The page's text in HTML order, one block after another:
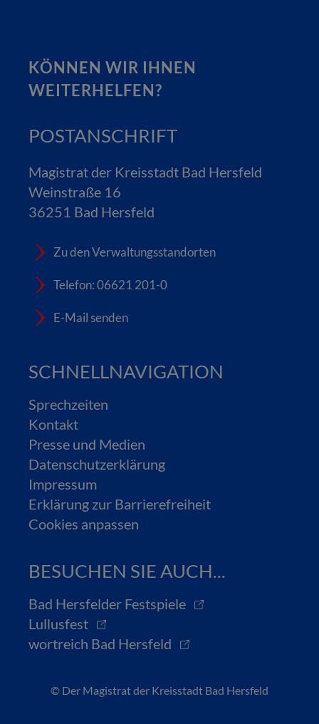
KÖNNEN WIR IHNEN
WEITERHELFEN?
POSTANSCHRIFT
Magistrat der Kreisstadt Bad Hersfeld
Weinstraße 16
36251 Bad Hersfeld
Zu den Verwaltungsstandorten
Telefon: 06621 201-0
E-Mail senden
SCHNELLNAVIGATION
Sprechzeiten
Kontakt
Presse und Medien
Datenschutzerklärung
Impressum
Erklärung zur Barrierefreiheit
Cookies anpassen
BESUCHEN SIE AUCH...
Bad Hersfelder Festspiele
Lullusfest
wortreich Bad Hersfeld
© Der Magistrat der Kreisstadt Bad Hersfeld